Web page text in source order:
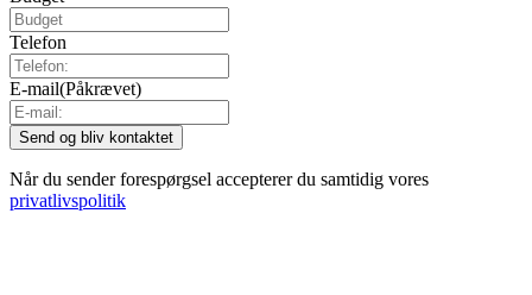
Telefon
E-mail(Påkrævet)
Når du sender forespørgsel accepterer du samtidig vores
privatlivspolitik